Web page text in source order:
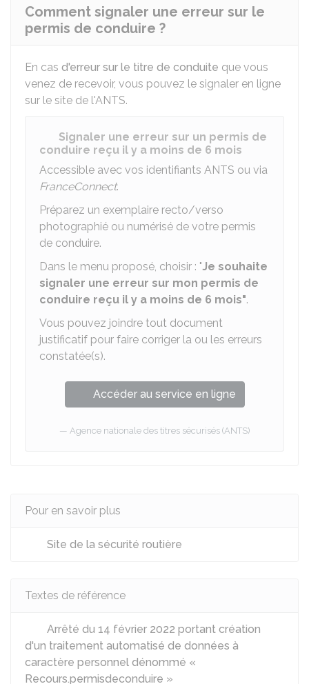
Comment signaler une erreur sur le
permis de conduire ?
En cas d'erreur sur le titre de conduite que vous
venez de recevoir, vous pouvez le signaler en ligne
sur le site de l'ANTS.
Signaler une erreur sur un permis de
conduire reçu il y a moins de 6 mois
Accessible avec vos identifiants ANTS ou via
FranceConnect.
Préparez un exemplaire recto/verso
photographié ou numérisé de votre permis
de conduire.
Dans le menu proposé, choisir : "Je souhaite
signaler une erreur sur mon permis de
conduire reçu il y a moins de 6 mois".
Vous pouvez joindre tout document
justificatif pour faire corriger la ou les erreurs
constatée(s).
Accéder au service en ligne
Agence nationale des titres sécurisés (ANTS)
Pour en savoir plus
Site de la sécurité routière
Textes de référence
Arrêté du 14 février 2022 portant création
d'un traitement automatisé de données à
caractère personnel dénommé «
Recours.permisdeconduire »